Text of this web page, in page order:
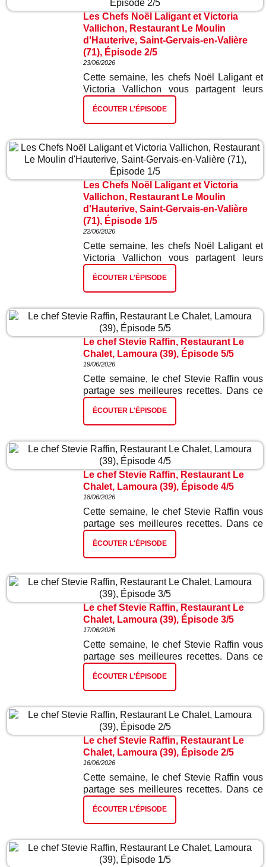
Les Chefs Noël Laligant et Victoria
Vallichon, Restaurant Le Moulin
d'Hauterive, Saint-Gervais-en-Valière
(71), Épisode 2/5
23/06/2026
Cette semaine, les chefs Noël Laligant et
Victoria Vallichon vous partagent leurs
meilleures recettes. Dans ce deuxième
épisode : œufs en meurette sauce joue de
bœuf.
ÉCOUTER L'ÉPISODE
Les Chefs Noël Laligant et Victoria
Vallichon, Restaurant Le Moulin
d'Hauterive, Saint-Gervais-en-Valière
(71), Épisode 1/5
22/06/2026
Cette semaine, les chefs Noël Laligant et
Victoria Vallichon vous partagent leurs
meilleures recettes. Dans ce premier
épisode : verrine de saumon gravelax.
ÉCOUTER L'ÉPISODE
Le chef Stevie Raffin, Restaurant Le
Chalet, Lamoura (39), Épisode 5/5
19/06/2026
Cette semaine, le chef Stevie Raffin vous
partage ses meilleures recettes. Dans ce
cinquième et dernier épisode : cake au
citron.
ÉCOUTER L'ÉPISODE
Le chef Stevie Raffin, Restaurant Le
Chalet, Lamoura (39), Épisode 4/5
18/06/2026
Cette semaine, le chef Stevie Raffin vous
partage ses meilleures recettes. Dans ce
quatrième épisode : saucisse de Morteau,
frites et salade.
ÉCOUTER L'ÉPISODE
Le chef Stevie Raffin, Restaurant Le
Chalet, Lamoura (39), Épisode 3/5
17/06/2026
Cette semaine, le chef Stevie Raffin vous
partage ses meilleures recettes. Dans ce
troisième épisode : fondue suisse.
ÉCOUTER L'ÉPISODE
Le chef Stevie Raffin, Restaurant Le
Chalet, Lamoura (39), Épisode 2/5
16/06/2026
Cette semaine, le chef Stevie Raffin vous
partage ses meilleures recettes. Dans ce
deuxième épisode : vol au vent sauce
morilles.
ÉCOUTER L'ÉPISODE